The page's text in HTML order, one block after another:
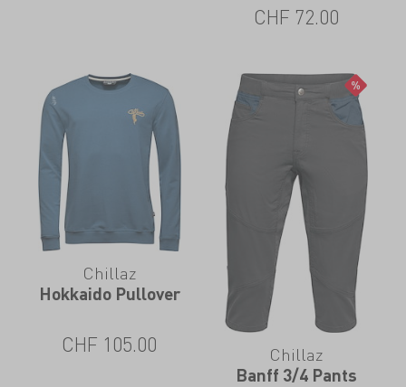
CHF 72.00
Chillaz
Hokkaido Pullover
CHF 105.00 Chillaz
Banff 3/4 Pants